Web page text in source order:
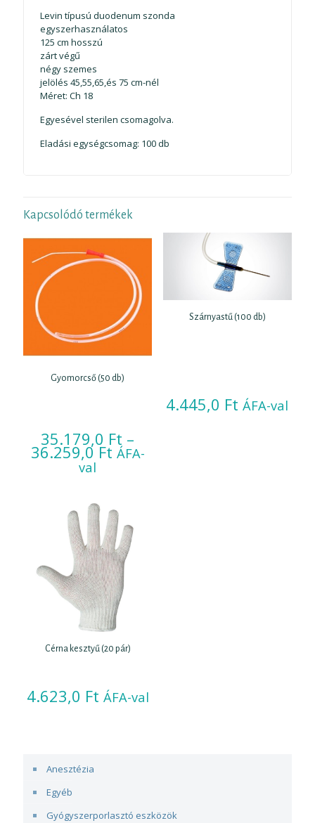
Levin típusú duodenum szonda
egyszerhasználatos
125 cm hosszú
zárt végű
négy szemes
jelölés 45,55,65,és 75 cm-nél
Méret: Ch 18
Egyesével sterilen csomagolva.
Eladási egységcsomag: 100 db
Kapcsolódó termékek
Gyomorcső (50 db)
35.179,0 Ft –
36.259,0FtÁrtartomány:
35.179,0 Ft
ÁFA-
val
Szárnyastű (100 db)
4.445,0 Ft ÁFA-val
Cérna kesztyű (20 pár)
4.623,0 Ft ÁFA-val
Anesztézia
Egyéb
Gyógyszerporlasztó eszközök